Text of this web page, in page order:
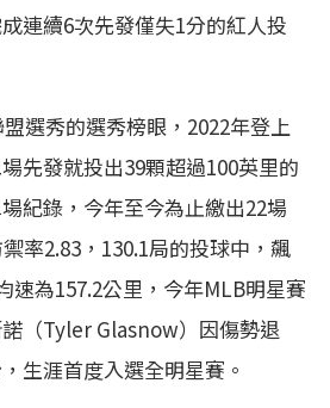
連續6次先發僅失1分的紅人投
選秀的選秀榜眼，2022年登上
先發就投出39顆超過100英里的
紀錄，今年至今為止繳出22場
率2.83，130.1局的投球中，飆
速為157.2公里，今年MLB明星賽
（Tyler Glasnow）因傷勢退
生涯首度入選全明星賽。